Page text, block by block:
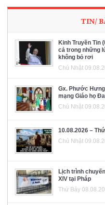
TIN/
Kinh Truyền Tin
cả trong những
không bỏ rơi
Chủ Nhật
Gx. Phước
mạng Giáo họ
Chủ Nhật
10.08.2026 –
Chủ Nhật
Lịch trình
XIV tại Pháp
Thứ Bảy